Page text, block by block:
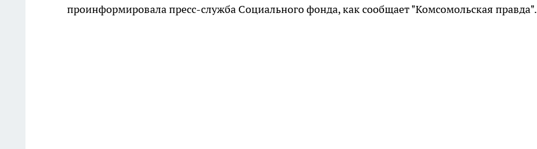
проинформировала пресс-служба Социального фонда, как сообщает "Комсомольская правда".